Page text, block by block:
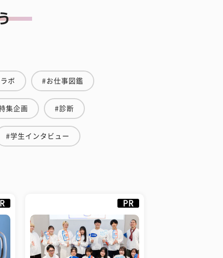
ボ #お仕事図鑑
集企画 #診断
#学生インタビュー
PR